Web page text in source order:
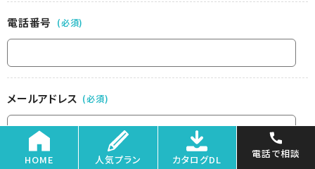
電話番号 (必須)
メールアドレス (必須)
HOME 人気プラン カタログDL 電話で相談